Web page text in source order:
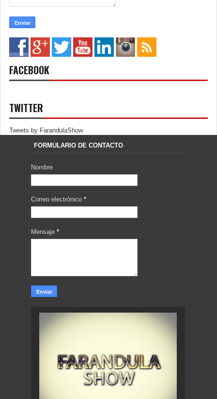
FACEBOOK
TWITTER
Tweets by FarandulaShow
FORMULARIO DE CONTACTO
Nombre
Correo electrónico *
Mensaje *